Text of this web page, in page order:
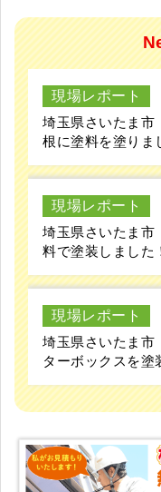
現場レポート
埼玉県さいたま
根に塗料を塗りま
現場レポート
埼玉県さいたま
料で塗装しました
現場レポート
埼玉県さいたま
ターボックスを塗